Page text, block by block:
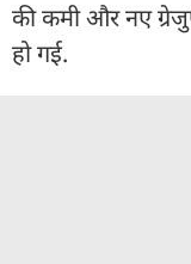
की कमी और नए
हो गई.